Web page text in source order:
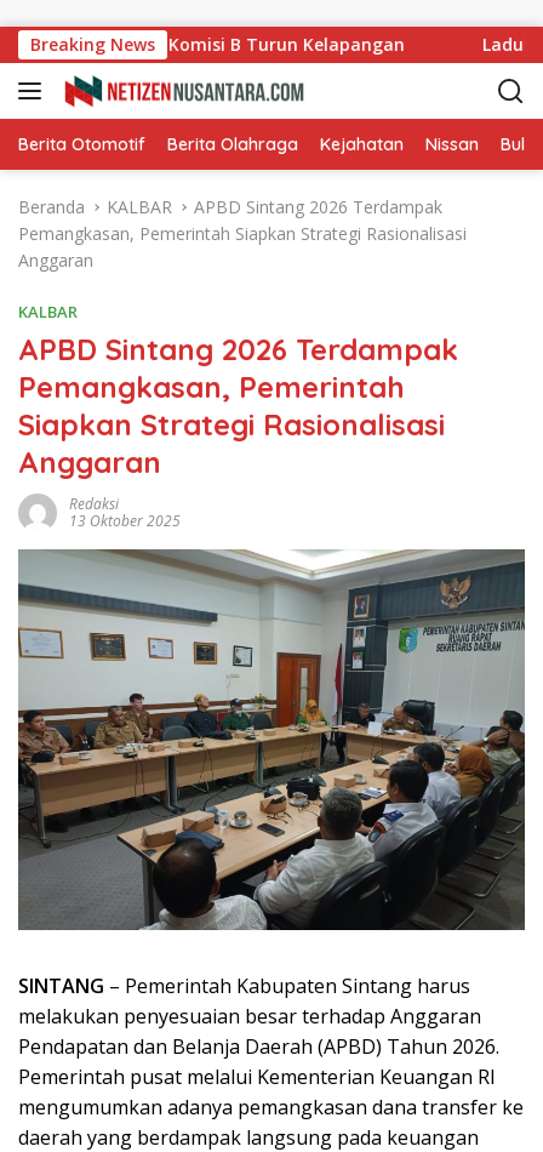
Breaking News
Ladang, Komisi B Turun Kelapangan Ladullah
Berita Otomotif Berita Olahraga Kejahatan Nissan
Beranda KALBAR
APBD Sintang 2026 Terdampak
Pemangkasan, Pemerintah Siapkan Strategi Rasionalisasi
Anggaran
KALBAR
APBD Sintang 2026 Terdampak
Pemangkasan, Pemerintah
Siapkan Strategi Rasionalisasi
Anggaran
Redaksi
13 Oktober 2025
SINTANG – Pemerintah Kabupaten Sintang harus
melakukan penyesuaian besar terhadap Anggaran
Pendapatan dan Belanja Daerah (APBD) Tahun 2026.
Pemerintah pusat melalui Kementerian Keuangan RI
mengumumkan adanya pemangkasan dana transfer ke
daerah yang berdampak langsung pada keuangan